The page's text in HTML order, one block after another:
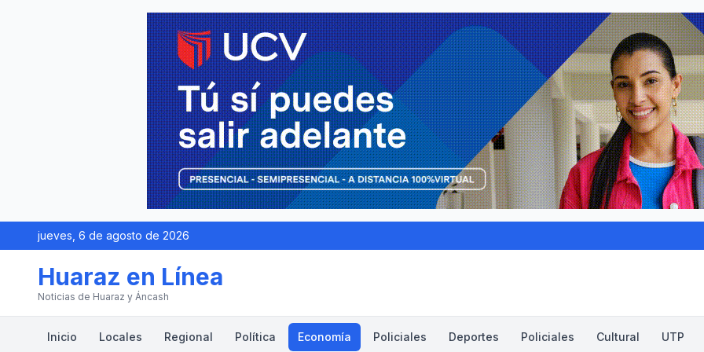
jueves, 6 de agosto de 2026
Huaraz en Línea
Noticias de Huaraz y Áncash
Inicio Locales Regional Política Economía Policiales Deportes Policiales Cultural UTP